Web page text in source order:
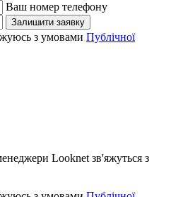
Ваш номер телефону
Залишити заявку
з умовами Публічної
Looknet зв'яжуться з